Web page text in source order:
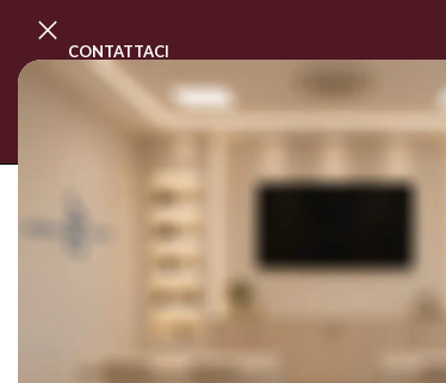
CONTATTACI
PROGRAMMA MASTER